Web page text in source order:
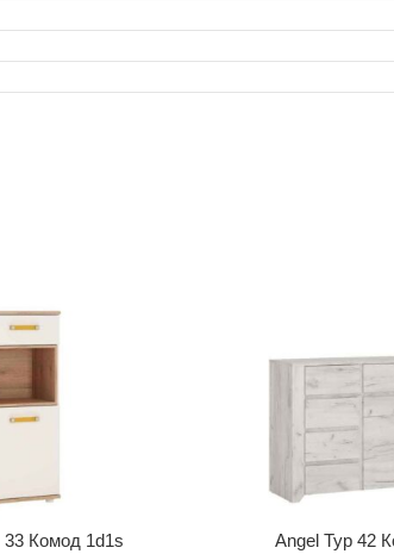
Комод 1d1s Angel Typ 42